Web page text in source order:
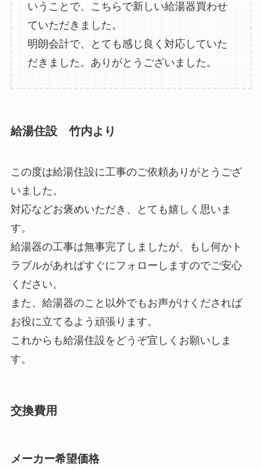
いうことで、こちらで新しい給湯器買わせ
ていただきました。
明朗会計で、とても感じ良く対応していた
だきました。ありがとうございました。
給湯住設 竹内より
この度は給湯住設に工事のご依頼ありがとうござ
いました。
対応などお褒めいただき、とても嬉しく思いま
す。
給湯器の工事は無事完了しましたが、もし何かト
ラブルがあればすぐにフォローしますのでご安心
ください。
また、給湯器のこと以外でもお声がけくだされば
お役に立てるよう頑張ります。
これからも給湯住設をどうぞ宜しくお願いしま
す。
交換費用
メーカー希望価格